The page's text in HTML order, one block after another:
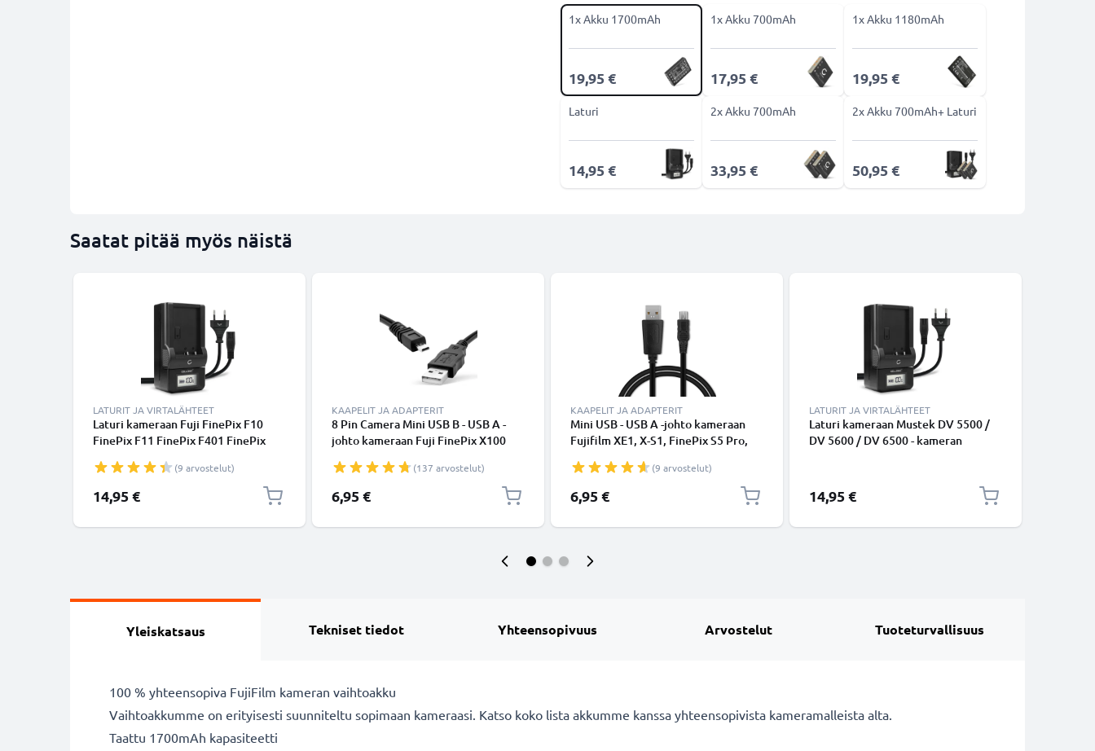
1x Akku 1700mAh
19,95 €
1x Akku 700mAh
17,95 €
1x Akku 1180mAh
19,95 €
Laturi
14,95 €
2x Akku 700mAh
33,95 €
2x Akku 700mAh+ Laturi
50,95 €
Saatat pitää myös näistä
LATURIT JA VIRTALÄHTEET
Laturi kameraan Fuji FinePix F10
FinePix F11 FinePix F401 FinePix
kameran NP-60, NP-120, NP-40
tarvikelaturi
(9 arvostelut)
14,95 €
KAAPELIT JA ADAPTERIT
8 Pin Camera Mini USB B - USB A -
johto kameraan Fuji FinePix X100
F31fd S4000 XF1 SL280 S2950 T595 -
Musta 1.5m, nopea 1A, PVC-
kamerajohto tuotemerkiltä
(137 arvostelut)
6,95 €
KAAPELIT JA ADAPTERIT
Mini USB - USB A -johto kameraan
Fujifilm XE1, X-S1, FinePix S5 Pro,
S9100, S9500, S9600 - Musta 1m,
nopea 1A, PVC-kamerajohto
tuotemerkiltä CELLONIC
(9 arvostelut)
6,95 €
LATURIT JA VIRTALÄHTEET
Laturi kameraan Mustek DV 5500 /
DV 5600 / DV 6500 - kameran
14,95 €
Yleiskatsaus Tekniset tiedot Yhteensopivuus Arvostelut Tuoteturvallisuus
100 % yhteensopiva FujiFilm kameran vaihtoakku
Vaihtoakkumme on erityisesti suunniteltu sopimaan kameraasi. Katso koko lista akkumme kanssa yhteensopivista kameramalleista alta.
Taattu 1700mAh kapasiteetti